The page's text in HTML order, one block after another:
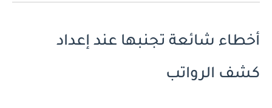
أخطاء شائعة تجنبها عند إعداد
كشف الرواتب